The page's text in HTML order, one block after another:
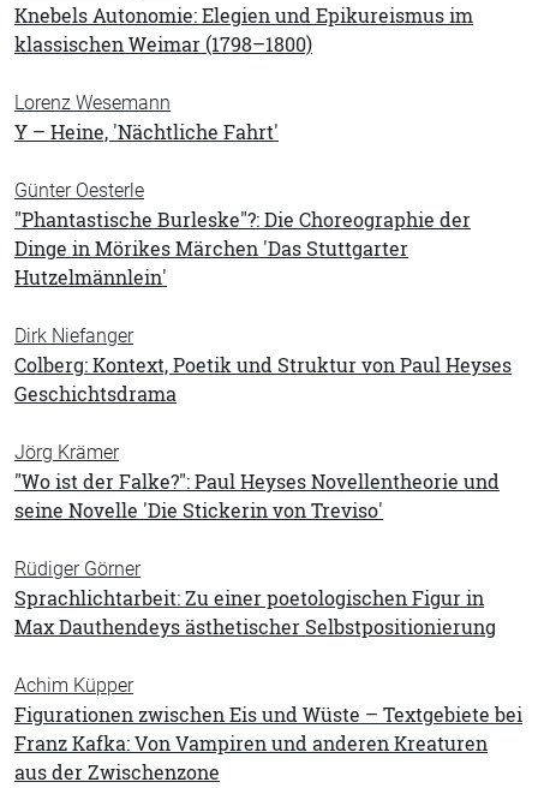
Knebels Autonomie: Elegien und Epikureismus im
klassischen Weimar (1798–1800)
Lorenz Wesemann
Y – Heine, 'Nächtliche Fahrt'
Günter Oesterle
"Phantastische Burleske"?: Die Choreographie der
Dinge in Mörikes Märchen 'Das Stuttgarter
Hutzelmännlein'
Dirk Niefanger
Colberg: Kontext, Poetik und Struktur von Paul Heyses
Geschichtsdrama
Jörg Krämer
"Wo ist der Falke?": Paul Heyses Novellentheorie und
seine Novelle 'Die Stickerin von Treviso'
Rüdiger Görner
Sprachlichtarbeit: Zu einer poetologischen Figur in
Max Dauthendeys ästhetischer Selbstpositionierung
Achim Küpper
Figurationen zwischen Eis und Wüste – Textgebiete bei
Franz Kafka: Von Vampiren und anderen Kreaturen
aus der Zwischenzone